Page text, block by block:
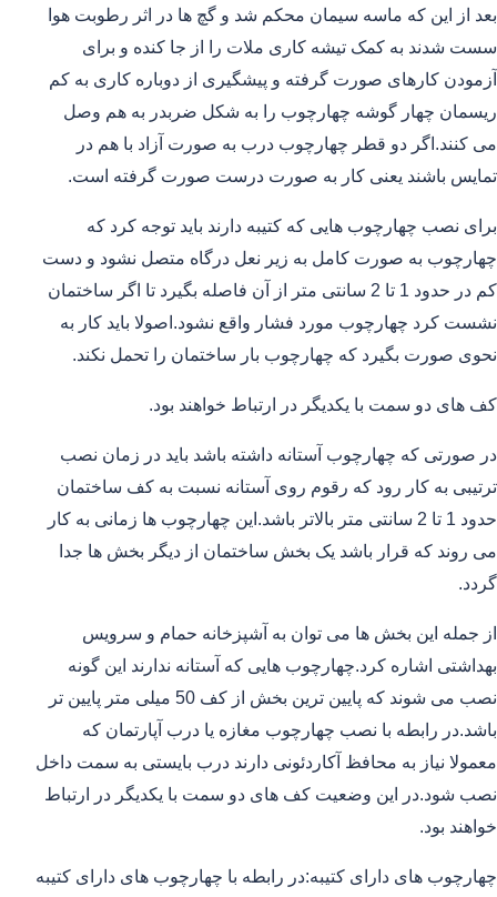
بعد از این که ماسه سیمان محکم شد و گچ ها در اثر رطوبت هوا
سست شدند به کمک تیشه کاری ملات را از جا کنده و برای
آزمودن کارهای صورت گرفته و پیشگیری از دوباره کاری به کم
ریسمان چهار گوشه چهارچوب را به شکل ضربدر به هم وصل
می کنند.اگر دو قطر چهارچوب درب به صورت آزاد با هم در
تمایس باشند یعنی کار به صورت درست صورت گرفته است.
برای نصب چهارچوب هایی که کتیبه دارند باید توجه کرد که
چهارچوب به صورت کامل به زیر نعل درگاه متصل نشود و دست
کم در حدود 1 تا 2 سانتی متر از آن فاصله بگیرد تا اگر ساختمان
نشست کرد چهارچوب مورد فشار واقع نشود.اصولا باید کار به
نحوی صورت بگیرد که چهارچوب بار ساختمان را تحمل نکند.
کف های دو سمت با یکدیگر در ارتباط خواهند بود.
در صورتی که چهارچوب آستانه داشته باشد باید در زمان نصب
ترتیبی به کار رود که رقوم روی آستانه نسبت به کف ساختمان
حدود 1 تا 2 سانتی متر بالاتر باشد.این چهارچوب ها زمانی به کار
می روند که قرار باشد یک بخش ساختمان از دیگر بخش ها جدا
گردد.
از جمله این بخش ها می توان به آشپزخانه حمام و سرویس
بهداشتی اشاره کرد.چهارچوب هایی که آستانه ندارند این گونه
نصب می شوند که پایین ترین بخش از کف 50 میلی متر پایین تر
باشد.در رابطه با نصب چهارچوب مغازه یا درب آپارتمان که
معمولا نیاز به محافظ آکاردئونی دارند درب بایستی به سمت داخل
نصب شود.در این وضعیت کف های دو سمت با یکدیگر در ارتباط
خواهند بود.
چهارچوب های دارای کتیبه:در رابطه با چهارچوب های دارای کتیبه